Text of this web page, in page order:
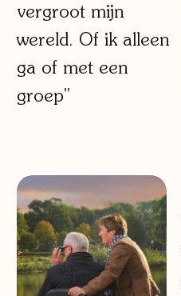
vergroot mijn
wereld. Of ik alleen
ga of met een
groep"